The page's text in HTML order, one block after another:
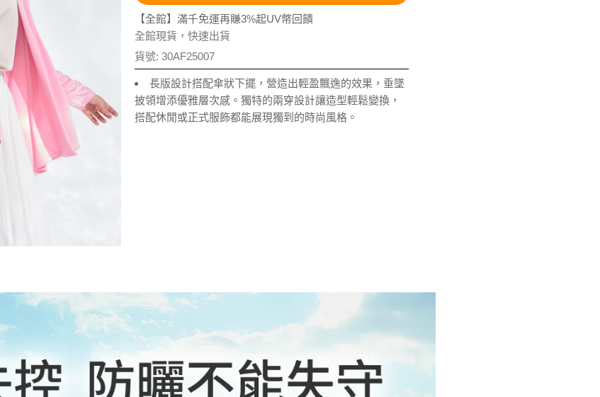
【全館】滿千免運再賺3%起UV幣回饋
全館現貨，快速出貨
貨號: 30AF25007
長版設計搭配傘狀下擺，營造出輕盈飄逸的效果，垂墜
披領增添優雅層次感。獨特的兩穿設計讓造型輕鬆變換，
搭配休閒或正式服飾都能展現獨到的時尚風格。